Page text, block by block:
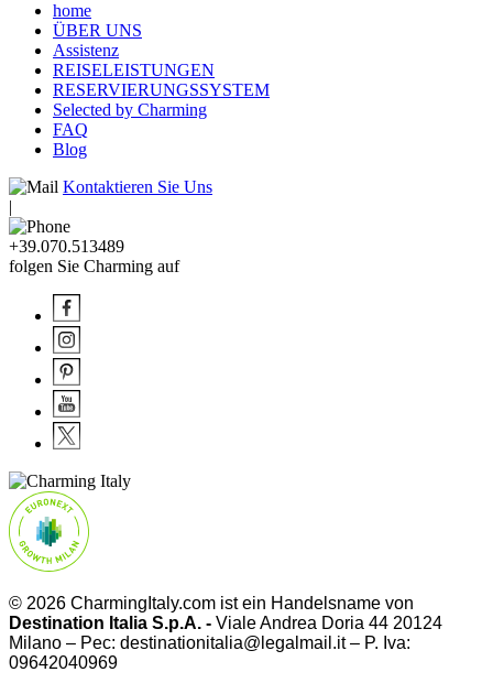
home
ÜBER UNS
Assistenz
REISELEISTUNGEN
RESERVIERUNGSSYSTEM
Selected by Charming
FAQ
Blog
Kontaktieren Sie Uns
|
+39.070.513489
folgen Sie Charming auf
© 2026 CharmingItaly.com ist ein Handelsname von
Destination Italia S.p.A. - Viale Andrea Doria 44 20124
Milano – Pec: destinationitalia@legalmail.it – P. Iva:
09642040969